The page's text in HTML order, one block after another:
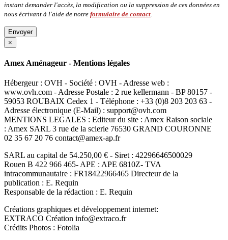
instant demander l'accès, la modification ou la suppression de ces données en
nous écrivant à l'aide de notre formulaire de contact
Envoyer
×
Amex Aménageur - Mentions légales
Hébergeur : OVH - Société : OVH - Adresse web :
www.ovh.com - Adresse Postale : 2 rue kellermann - BP 80157 -
59053 ROUBAIX Cedex 1 - Téléphone : +33 (0)8 203 203 63 -
Adresse électronique (E-Mail) : support@ovh.com
MENTIONS LEGALES : Editeur du site : Amex Raison sociale
: Amex SARL 3 rue de la scierie 76530 GRAND COURONNE
02 35 67 20 76 contact@amex-ap.fr
SARL au capital de 54.250,00 € - Siret : 42296646500029
Rouen B 422 966 465- APE : APE 6810Z- TVA
intracommunautaire : FR18422966465 Directeur de la
publication : E. Requin
Responsable de la rédaction : E. Requin
Créations graphiques et développement internet:
EXTRACO Création info@extraco.fr
Crédits Photos : Fotolia